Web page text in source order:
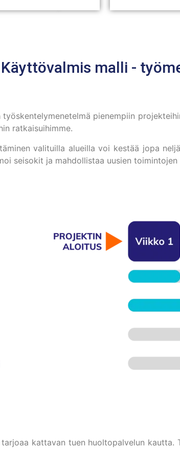
Käyttövalmis malli -
pienempiin
ratkaisuihimme.
valituilla alueilla voi kestää jopa
seisokit ja mahdollistaa uusien
kattavan tuen huoltopalvelun